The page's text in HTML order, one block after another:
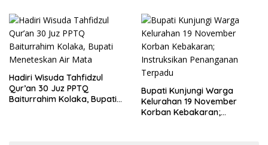
Hadiri Wisuda Tahfidzul
Qur’an 30 Juz PPTQ
Baiturrahim Kolaka, Bupati
Bupati Kunjungi Warga
Kelurahan 19 November
Korban Kebakaran;